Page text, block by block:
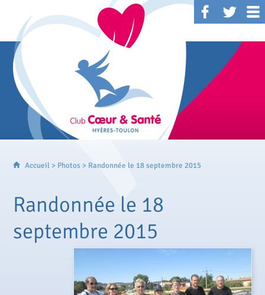
Accueil > Photos > Randonnée le 18 septembre 2015
Randonnée le 18
septembre 2015